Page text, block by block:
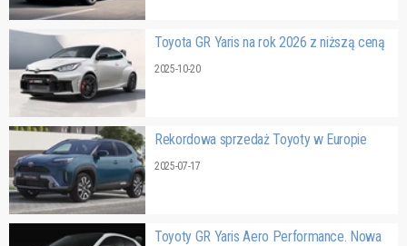
Toyota GR Yaris na rok 2026 z niższą ceną
2025-10-20
Rekordowa sprzedaż Toyoty w Europie
2025-07-17
Toyoty GR Yaris Aero Performance. Nowa